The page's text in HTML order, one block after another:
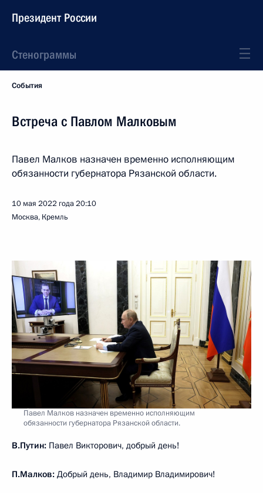
Президент России
Стенограммы
События
Встреча с Павлом Малковым
Павел Малков назначен временно исполняющим
обязанности губернатора Рязанской области.
10 мая 2022 года20:10
Москва, Кремль
Павел Малков назначен временно исполняющим
обязанности губернатора Рязанской области.
В.Путин: Павел Викторович, добрый день!
П.Малков: Добрый день, Владимир Владимирович!